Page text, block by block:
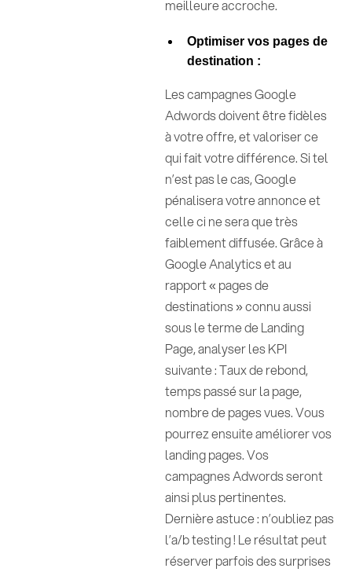
meilleure accroche.
Optimiser vos pages de
destination :
Les campagnes Google
Adwords doivent être fidèles
à votre offre, et valoriser ce
qui fait votre différence. Si tel
n’est pas le cas, Google
pénalisera votre annonce et
celle ci ne sera que très
faiblement diffusée. Grâce à
Google Analytics et au
rapport « pages de
destinations » connu aussi
sous le terme de Landing
Page, analyser les KPI
suivante : Taux de rebond,
temps passé sur la page,
nombre de pages vues. Vous
pourrez ensuite améliorer vos
landing pages. Vos
campagnes Adwords seront
ainsi plus pertinentes.
Dernière astuce : n’oubliez pas
l’a/b testing ! Le résultat peut
réserver parfois des surprises